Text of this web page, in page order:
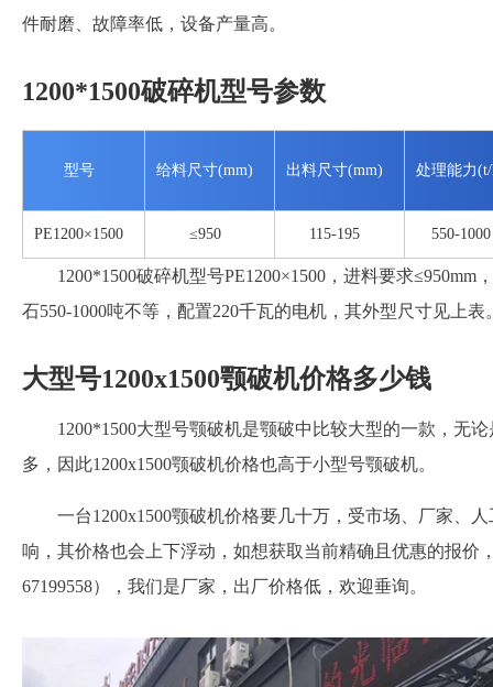
件耐磨、故障率低，设备产量高。
1200*1500破碎机型号参数
型号 给料尺寸(mm) 出料尺寸(mm) 处理能力
PE1200×1500 ≤950 115-195 550-1000
1200*1500破碎机型号PE1200×1500，进料要求≤950mm
石550-1000吨不等，配置220千瓦的电机，其外型尺寸见上表
大型号1200x1500颚破机价格多少钱
1200*1500大型号颚破机是颚破中比较大型的一款，无
多，因此1200x1500颚破机价格也高于小型号颚破机。
一台1200x1500颚破机价格要几十万，受市场、厂家、
响，其价格也会上下浮动，如想获取当前精确且优惠的报价
67199558），我们是厂家，出厂价格低，欢迎垂询。